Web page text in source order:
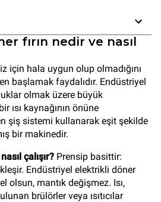
fırın nedir ve nasıl
için hala uygun olup olmadığını
başlamak faydalıdır. Endüstriyel
olmak üzere büyük
ısı kaynağının önüne
şiş sistemi kullanarak eşit şekilde
bir makinedir.
çalışır? Prensip basittir:
Endüstriyel elektrikli döner
olsun, mantık değişmez. Isı,
brülörler veya ısıtıcılar